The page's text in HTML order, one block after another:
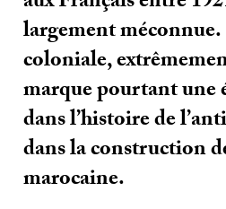
largement
coloniale,
marque pourtant une
dans l’histoire de
dans la construction
marocaine.